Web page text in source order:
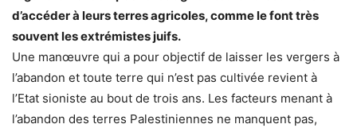
d’accéder à leurs terres agricoles, comme le font très
souvent les extrémistes juifs.
Une manœuvre qui a pour objectif de laisser les vergers à
l’abandon et toute terre qui n’est pas cultivée revient à
l’Etat sioniste au bout de trois ans. Les facteurs menant à
l’abandon des terres Palestiniennes ne manquent pas,